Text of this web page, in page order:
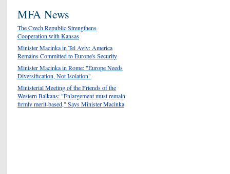
MFA News
The Czech Republic Strengthens
Cooperation with Kansas
Minister Macinka in Tel Aviv: America
Remains Committed to Europe's Security
Minister Macinka in Rome: "Europe Needs
Diversification, Not Isolation"
Ministerial Meeting of the Friends of the
Western Balkans: "Enlargement must remain
firmly merit-based," Says Minister Macinka